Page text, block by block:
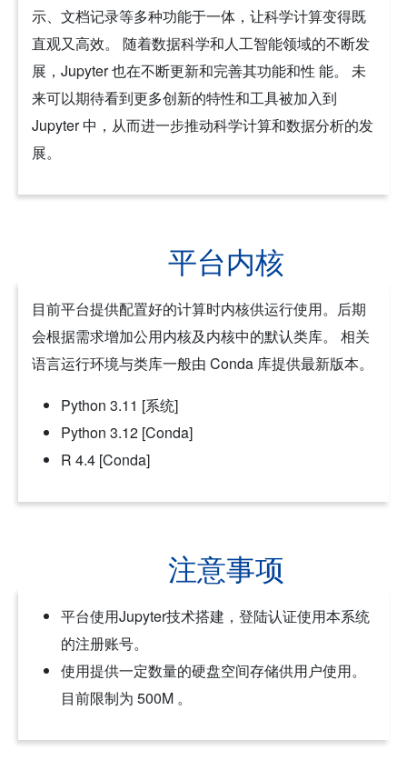
示、文档记录等多种功能于一体，让科学计算变得既
直观又高效。 随着数据科学和人工智能领域的不断发
展，Jupyter 也在不断更新和完善其功能和性 能。 未
来可以期待看到更多创新的特性和工具被加入到
Jupyter 中，从而进一步推动科学计算和数据分析的发
展。
平台内核
目前平台提供配置好的计算时内核供运行使用。后期
会根据需求增加公用内核及内核中的默认类库。 相关
语言运行环境与类库一般由 Conda 库提供最新版本。
Python 3.11 [系统]
Python 3.12 [Conda]
R 4.4 [Conda]
注意事项
平台使用Jupyter技术搭建，登陆认证使用本系统
的注册账号。
使用提供一定数量的硬盘空间存储供用户使用。
目前限制为 500M 。